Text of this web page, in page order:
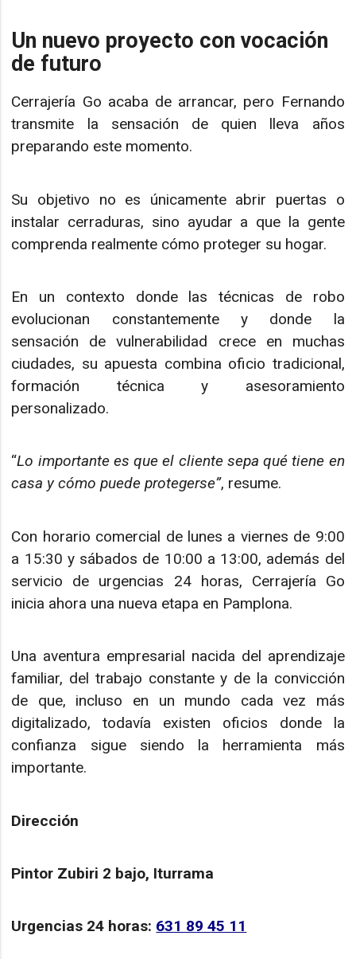
Un nuevo proyecto con vocación
de futuro
Cerrajería Go acaba de arrancar, pero Fernando
transmite la sensación de quien lleva años
preparando este momento.
Su objetivo no es únicamente abrir puertas o
instalar cerraduras, sino ayudar a que la gente
comprenda realmente cómo proteger su hogar.
En un contexto donde las técnicas de robo
evolucionan constantemente y donde la
sensación de vulnerabilidad crece en muchas
ciudades, su apuesta combina oficio tradicional,
formación técnica y asesoramiento
personalizado.
“Lo importante es que el cliente sepa qué tiene en
casa y cómo puede protegerse”, resume.
Con horario comercial de lunes a viernes de 9:00
a 15:30 y sábados de 10:00 a 13:00, además del
servicio de urgencias 24 horas, Cerrajería Go
inicia ahora una nueva etapa en Pamplona.
Una aventura empresarial nacida del aprendizaje
familiar, del trabajo constante y de la convicción
de que, incluso en un mundo cada vez más
digitalizado, todavía existen oficios donde la
confianza sigue siendo la herramienta más
importante.
Dirección
Pintor Zubiri 2 bajo, Iturrama
Urgencias 24 horas: 631 89 45 11